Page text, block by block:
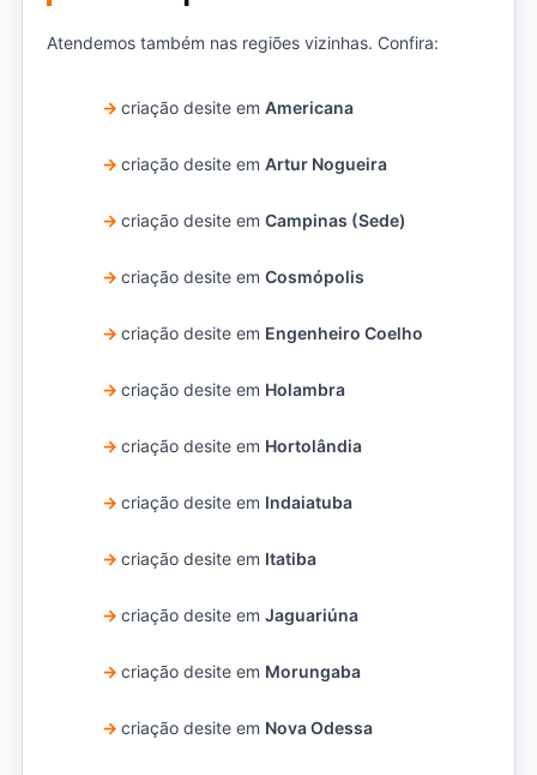
Atendemos também nas regiões vizinhas. Confira:
criação desite emAmericana
criação desite emArtur Nogueira
criação desite emCampinas (Sede)
criação desite emCosmópolis
criação desite em Engenheiro Coelho
criação desite em Holambra
criação desite em Hortolândia
criação desite em Indaiatuba
criação desite em Itatiba
criação desite emJaguariúna
criação desite em Morungaba
criação desite em Nova Odessa